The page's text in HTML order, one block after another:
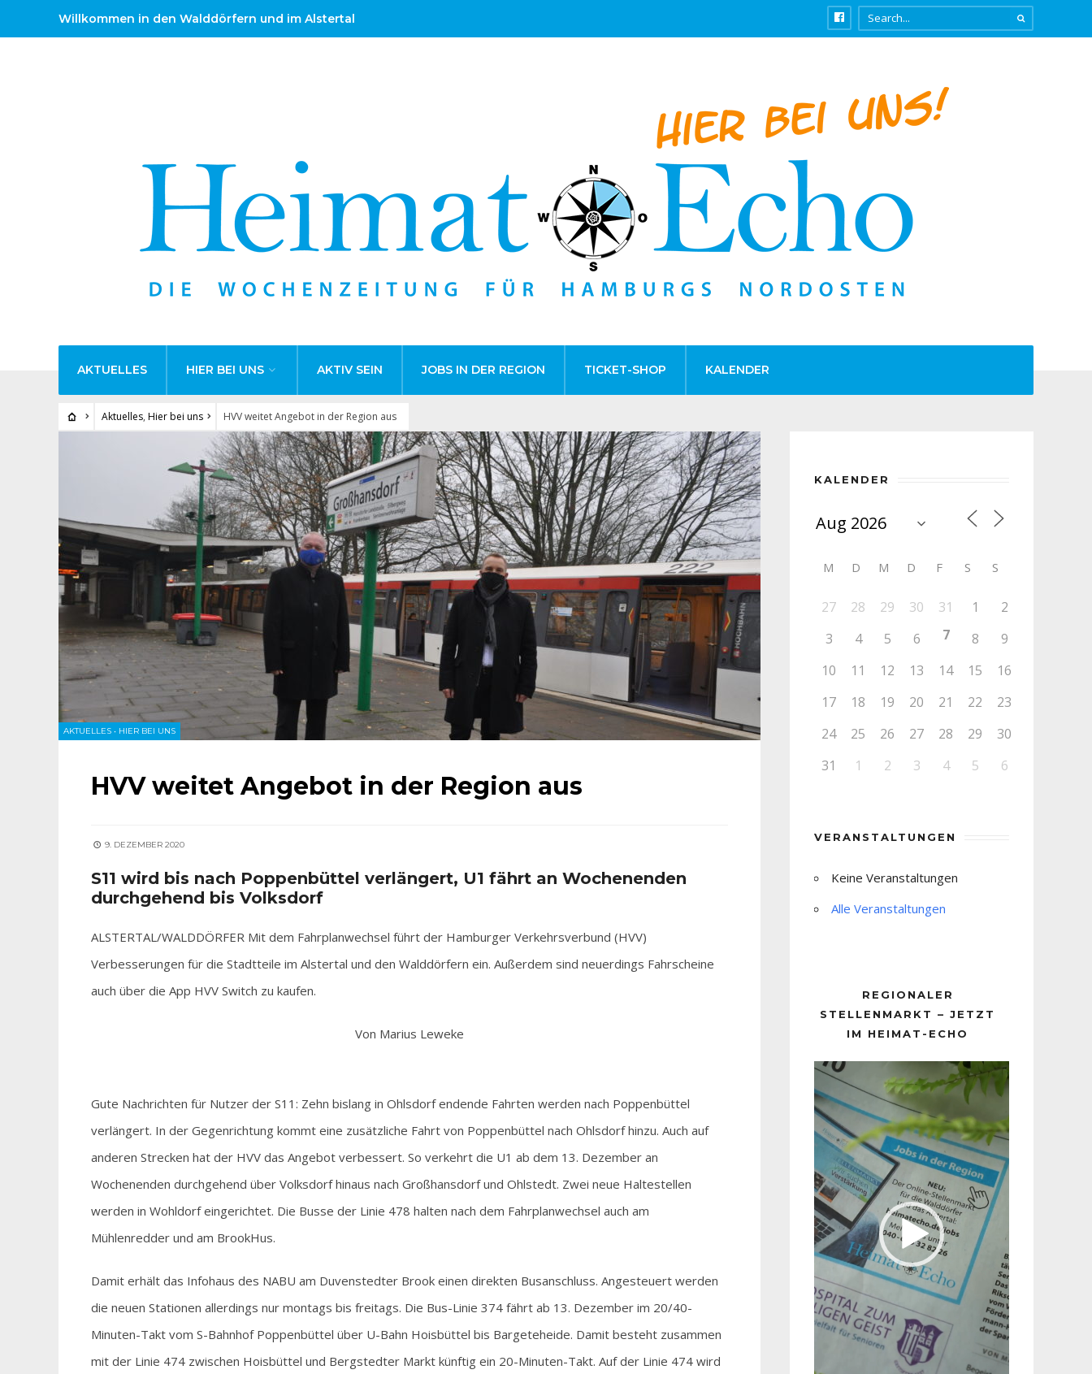
Willkommen in den Walddörfern und im Alstertal
AKTUELLES HIER BEI UNS AKTIV SEIN JOBS IN DER REGION TICKET-SHOP KALENDER
Aktuelles, Hier bei uns HVV weitet Angebot in der Region aus
AKTUELLES • HIER BEI UNS
HVV weitet Angebot in der Region aus
9. DEZEMBER 2020
S11 wird bis nach Poppenbüttel verlängert, U1 fährt an Wochenenden
durchgehend bis Volksdorf
ALSTERTAL/WALDDÖRFER Mit dem Fahrplanwechsel führt der Hamburger Verkehrsverbund (HVV)
Verbesserungen für die Stadtteile im Alstertal und den Walddörfern ein. Außerdem sind neuerdings Fahrscheine
auch über die App HVV Switch zu kaufen.
Von Marius Leweke
Gute Nachrichten für Nutzer der S11: Zehn bislang in Ohlsdorf endende Fahrten werden nach Poppenbüttel
verlängert. In der Gegenrichtung kommt eine zusätzliche Fahrt von Poppenbüttel nach Ohlsdorf hinzu. Auch auf
anderen Strecken hat der HVV das Angebot verbessert. So verkehrt die U1 ab dem 13. Dezember an
Wochenenden durchgehend über Volksdorf hinaus nach Großhansdorf und Ohlstedt. Zwei neue Haltestellen
werden in Wohldorf eingerichtet. Die Busse der Linie 478 halten nach dem Fahrplanwechsel auch am
Mühlenredder und am BrookHus.
Damit erhält das Infohaus des NABU am Duvenstedter Brook einen direkten Busanschluss. Angesteuert werden
die neuen Stationen allerdings nur montags bis freitags. Die Bus-Linie 374 fährt ab 13. Dezember im 20/40-
Minuten-Takt vom S-Bahnhof Poppenbüttel über U-Bahn Hoisbüttel bis Bargeteheide. Damit besteht zusammen
mit der Linie 474 zwischen Hoisbüttel und Bergstedter Markt künftig ein 20-Minuten-Takt. Auf der Linie 474 wird
KALENDER
M D M D F S S
27 28 29 30 31 1
2
3
4 5 6 7 8
9
10
11 12 13 14 15
16
17
18 19 20 21 22
23
24
25 26 27 28 29
30
31
1 2 3 4 5 6
VERANSTALTUNGEN
Keine Veranstaltungen
Alle Veranstaltungen
REGIONALER
STELLENMARKT – JETZT
IM HEIMAT-ECHO
Player